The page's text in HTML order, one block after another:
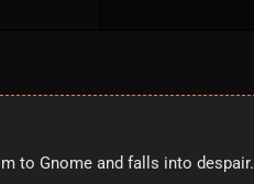
to Gnome and falls into despair.